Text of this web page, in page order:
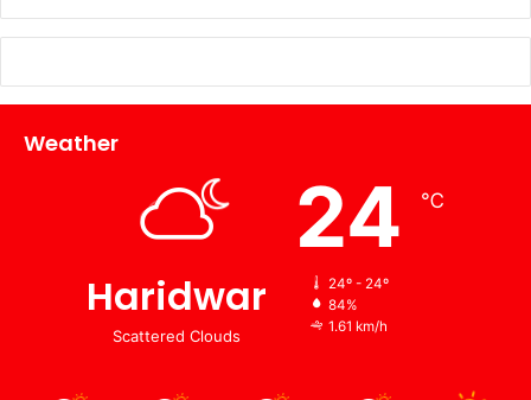
Weather
Haridwar
Scattered Clouds
24 ℃
24º - 24º
84%
1.61 km/h